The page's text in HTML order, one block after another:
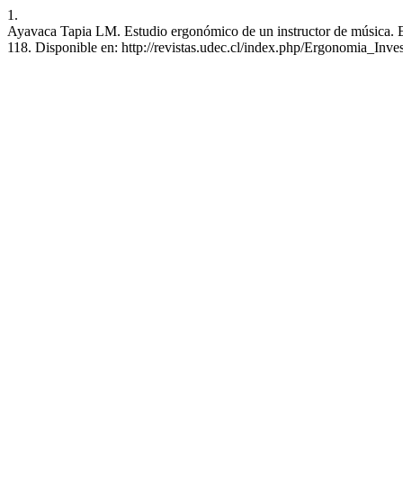
1.
Ayavaca Tapia LM. Estudio ergonómico de un instructor de
118. Disponible en: http://revistas.udec.cl/index.php/